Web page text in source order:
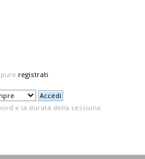
registrati.
e la durata della sessione.